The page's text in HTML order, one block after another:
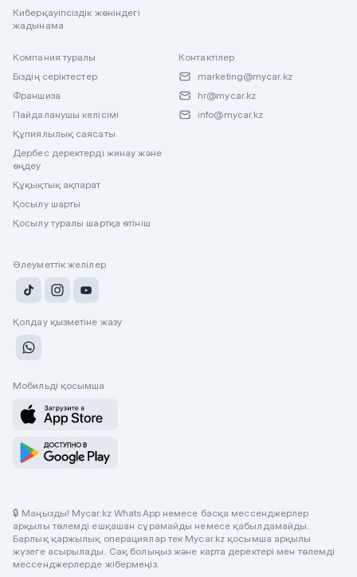
Киберқауіпсіздік жөніндегі
жадынама
Компания туралы
Біздің серіктестер
Франшиза
Пайдаланушы келісімі
Құпиялылық саясаты
Дербес деректерді жинау және
өңдеу
Құқықтық ақпарат
Қосылу шарты
Қосылу туралы шартқа өтініш
Контактілер
marketing@mycar.kz
hr@mycar.kz
info@mycar.kz
Әлеуметтік желілер
Қолдау қызметіне жазу
Мобильді қосымша
🔒 Маңызды! Mycar.kz WhatsApp немесе басқа мессенджерлер
арқылы төлемді ешқашан сұрамайды немесе қабылдамайды.
Барлық қаржылық операциялар тек Mycar.kz қосымша арқылы
жүзеге асырылады. Сақ болыңыз және карта деректері мен төлемді
мессенджерлерде жібермеңіз.